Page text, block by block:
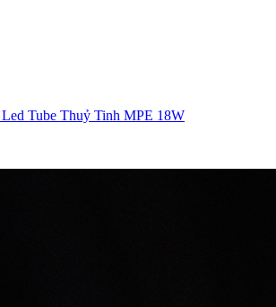
Tube Thuỷ Tinh MPE 18W